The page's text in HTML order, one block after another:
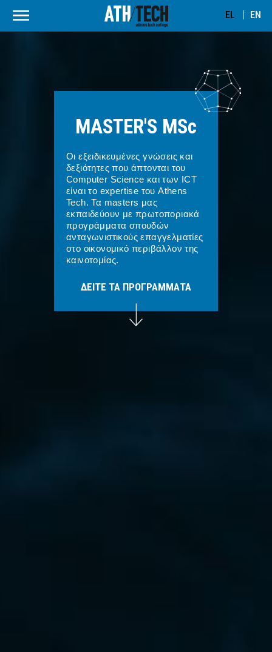
EL EN
MASTER'S MSc
Οι εξειδικευμένες γνώσεις και
δεξιότητες που άπτονται του
Computer Science και των ICT
είναι το expertise του Athens
Tech. Τα masters μας
εκπαιδεύουν με πρωτοποριακά
προγράμματα σπουδών
ανταγωνιστικούς επαγγελματίες
στο οικονομικό περιβάλλον της
καινοτομίας.
ΔΕΙΤΕ ΤΑ ΠΡΟΓΡΑΜΜΑΤΑ